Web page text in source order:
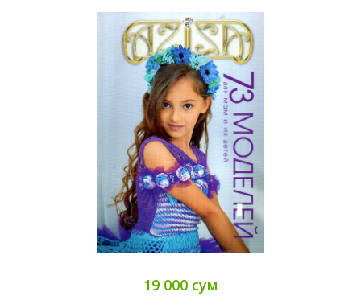
19 000 сум